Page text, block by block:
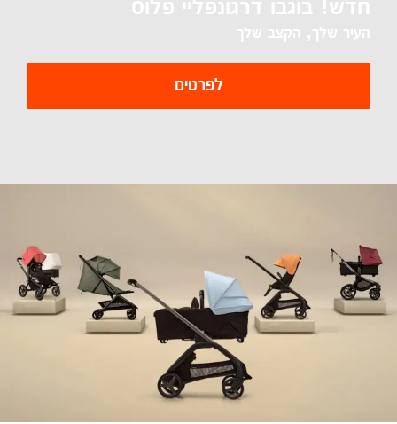
העיר שלך, הקצב שלך
לפרטים